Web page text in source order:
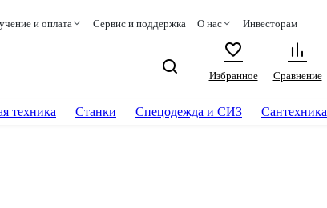
и оплата Сервис и поддержка О нас Инвесторам
Избранное
Сравнение
техника Станки Спецодежда и СИЗ Сантехника